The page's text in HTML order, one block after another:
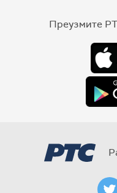
Преузмите